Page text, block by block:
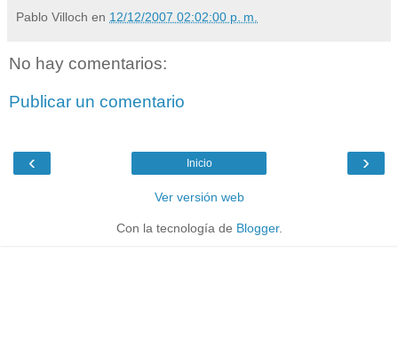
Pablo Villoch en 12/12/2007 02:02:00 p. m.
No hay comentarios:
Publicar un comentario
‹ ›
Inicio
Ver versión web
Con la tecnología de Blogger.